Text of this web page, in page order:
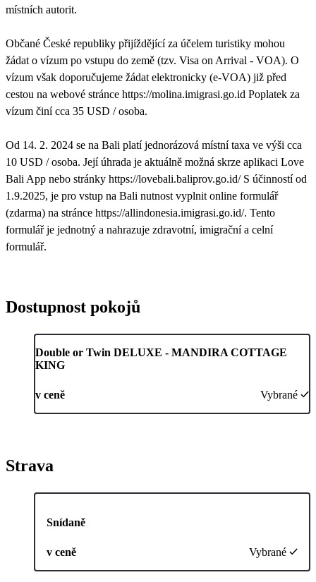
místních autorit.
Občané České republiky přijíždějící za účelem turistiky mohou
žádat o vízum po vstupu do země (tzv. Visa on Arrival - VOA). O
vízum však doporučujeme žádat elektronicky (e-VOA) již před
cestou na webové stránce https://molina.imigrasi.go.id Poplatek za
vízum činí cca 35 USD / osoba.
Od 14. 2. 2024 se na Bali platí jednorázová místní taxa ve výši cca
10 USD / osoba. Její úhrada je aktuálně možná skrze aplikaci Love
Bali App nebo stránky https://lovebali.baliprov.go.id/ S účinností od
1.9.2025, je pro vstup na Bali nutnost vyplnit online formulář
(zdarma) na stránce https://allindonesia.imigrasi.go.id/. Tento
formulář je jednotný a nahrazuje zdravotní, imigrační a celní
formulář.
Dostupnost pokojů
Double or Twin DELUXE - MANDIRA COTTAGE
KING
v ceně Vybrané
Strava
Snídaně
v ceně Vybrané